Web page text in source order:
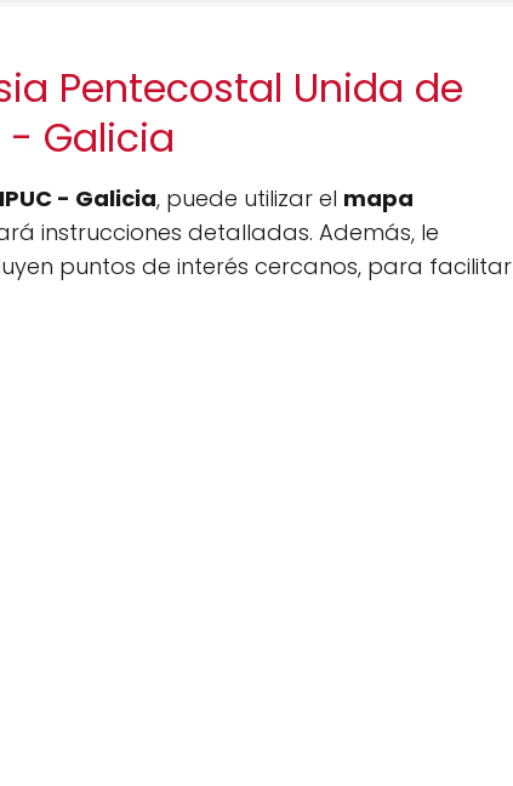
Pentecostal Unida de
- Galicia
- Galicia, puede utilizar el mapa
instrucciones detalladas. Además, le
puntos de interés cercanos, para facilitar